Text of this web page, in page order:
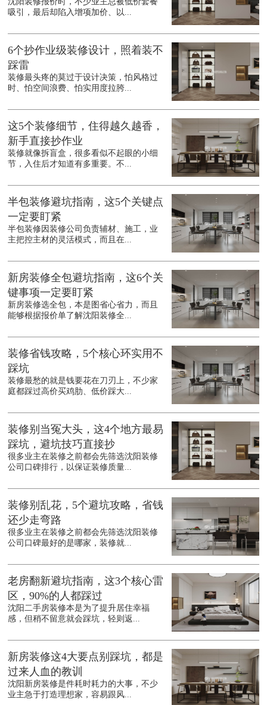
吸引，最后却陷入增项加价、以...
6个抄作业级装修设计，照着装不
踩雷
装修最头疼的莫过于设计决策，怕风格过
时、怕空间浪费、怕实用度拉胯...
这5个装修细节，住得越久越香，
新手直接抄作业
装修就像拆盲盒，很多看似不起眼的小细
节，入住后才知道有多重要。不...
半包装修避坑指南，这5个关键点
一定要盯紧
半包装修因装修公司负责辅材、施工，业
主把控主材的灵活模式，而且在...
新房装修全包避坑指南，这6个关
键事项一定要盯紧
新房装修选全包，本是图省心省力，而且
能够根据报价单了解沈阳装修全...
装修省钱攻略，5个核心环实用不
踩坑
装修最愁的就是钱要花在刀刃上，不少家
庭都踩过高价买鸡肋、低价踩大...
装修别当冤大头，这4个地方最易
踩坑，避坑技巧直接抄
很多业主在装修之前都会先筛选沈阳装修
公司口碑排行，以保证装修质量...
装修别乱花，5个避坑攻略，省钱
还少走弯路
很多业主在装修之前都会先筛选沈阳装修
公司口碑最好的是哪家，装修就...
老房翻新避坑指南，这3个核心雷
区，90%的人都踩过
沈阳二手房装修本是为了提升居住幸福
感，但稍不留意就会踩坑，轻则返...
新房装修这4大要点别踩坑，都是
过来人血的教训
沈阳新房装修是件耗时耗力的大事，不少
业主急于打造理想家，容易跟风...